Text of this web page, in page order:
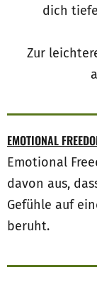
dich
Zur
EMOTIONAL
Emotional
davon aus,
Gefühle auf
beruht.